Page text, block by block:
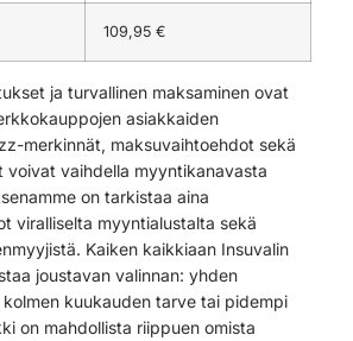
109,95 €
ja turvallinen maksaminen ovat
asiakkaiden
merkinnät, maksuvaihtoehdot sekä
voivat vaihdella myyntikanavasta
on tarkistaa aina
viralliselta myyntialustalta sekä
Kaiken kaikkiaan Insuvalin
joustavan valinnan: yhden
kuukauden tarve tai pidempi
on mahdollista riippuen omista